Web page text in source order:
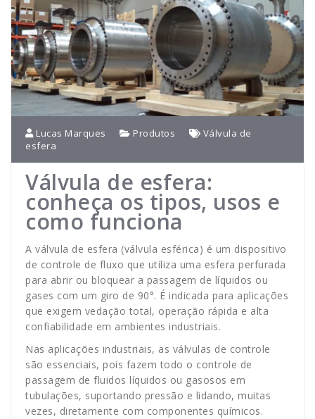
Lucas Marques Produtos
Válvula de
esfera
Válvula de esfera:
conheça os tipos, usos e
como funciona
A válvula de esfera (válvula esférica) é um dispositivo
de controle de fluxo que utiliza uma esfera perfurada
para abrir ou bloquear a passagem de líquidos ou
gases com um giro de 90°. É indicada para aplicações
que exigem vedação total, operação rápida e alta
confiabilidade em ambientes industriais.
Nas aplicações industriais, as válvulas de controle
são essenciais, pois fazem todo o controle de
passagem de fluidos líquidos ou gasosos em
tubulações, suportando pressão e lidando, muitas
vezes, diretamente com componentes químicos.